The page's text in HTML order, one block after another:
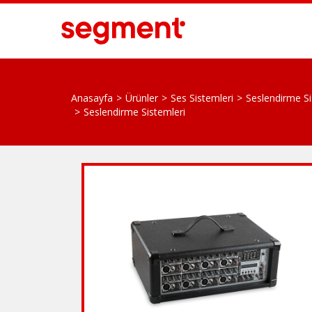
Anasayfa Ürünler Ses Sistemleri
Seslendirme
Seslendirme Sistemleri